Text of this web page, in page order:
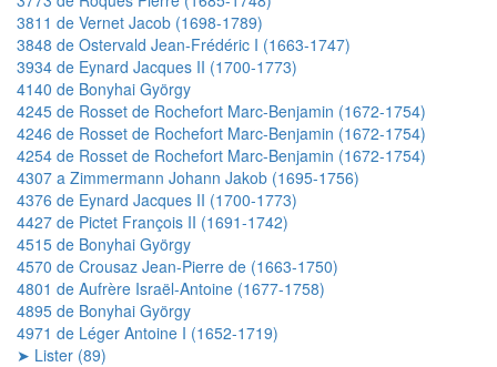
3811 de Vernet Jacob (1698-1789)
3848 de Ostervald Jean-Frédéric I (1663-1747)
3934 de Eynard Jacques II (1700-1773)
4140 de Bonyhai György
4245 de Rosset de Rochefort Marc-Benjamin (1672-1754)
4246 de Rosset de Rochefort Marc-Benjamin (1672-1754)
4254 de Rosset de Rochefort Marc-Benjamin (1672-1754)
4307 a Zimmermann Johann Jakob (1695-1756)
4376 de Eynard Jacques II (1700-1773)
4427 de Pictet François II (1691-1742)
4515 de Bonyhai György
4570 de Crousaz Jean-Pierre de (1663-1750)
4801 de Aufrère Israël-Antoine (1677-1758)
4895 de Bonyhai György
4971 de Léger Antoine I (1652-1719)
➤ Lister (89)